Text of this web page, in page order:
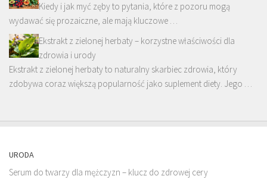
Kiedy i jak myć zęby to pytania, które z pozoru mogą
wydawać się prozaiczne, ale mają kluczowe …
Ekstrakt z zielonej herbaty – korzystne właściwości dla
zdrowia i urody
Ekstrakt z zielonej herbaty to naturalny skarbiec zdrowia, który
zdobywa coraz większą popularność jako suplement diety. Jego …
URODA
Serum do twarzy dla mężczyzn – klucz do zdrowej cery